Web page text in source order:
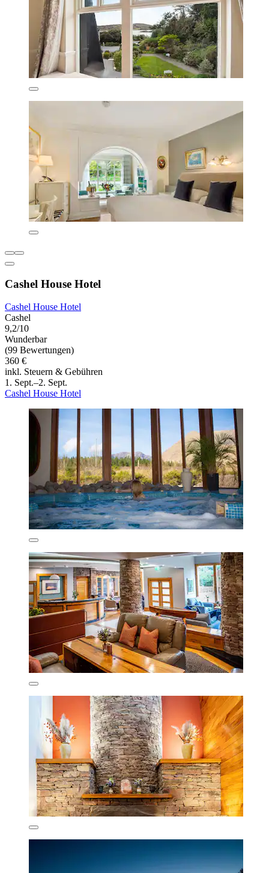
Cashel House Hotel
Cashel House Hotel
Cashel
9,2/10
Wunderbar
(99 Bewertungen)
360 €
inkl. Steuern & Gebühren
1. Sept.–2. Sept.
Cashel House Hotel